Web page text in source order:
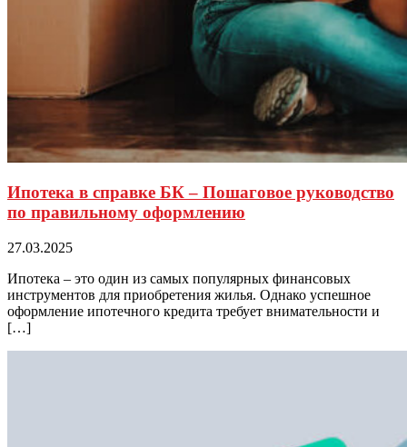
Ипотека в справке БК – Пошаговое руководство
по правильному оформлению
27.03.2025
Ипотека – это один из самых популярных финансовых
инструментов для приобретения жилья. Однако успешное
оформление ипотечного кредита требует внимательности и
[…]